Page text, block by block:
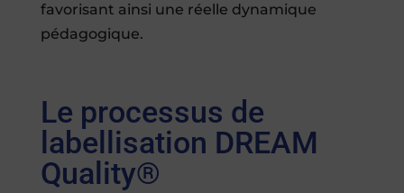
favorisant ainsi une réelle dynamique
pédagogique.
Le processus de
labellisation DREAM
Quality®